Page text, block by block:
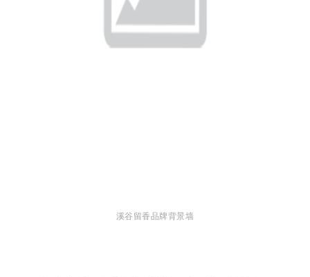
溪谷留香品牌背景墙